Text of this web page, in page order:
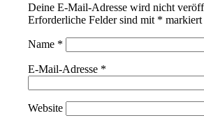
Deine E-Mail-Adresse wird nicht
Erforderliche Felder sind mit * markiert
Name *
E-Mail-Adresse *
Website